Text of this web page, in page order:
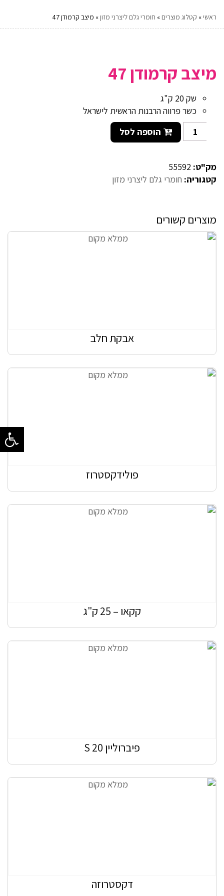
ראשי» קטלוג מוצרים » חומרי גלם ליצרני מזון» מיצב קרמודן 47
מיצב קרמודן 47
שק 20 ק"ג
כשר פרווה הרבנות הראשית לישראל
הוספה לסל
מק"ט: 55592
קטגוריה: חומרי גלם ליצרני מזון
מוצרים קשורים
אבקת חלב
פולידקסטרוז
קקאו – 25 ק"ג
פיברוליין S 20
דקסטרוזה